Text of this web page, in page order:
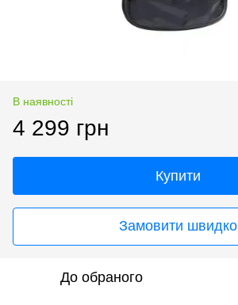
В наявності
4 299 грн
Купити
Замовити швидко
До обраного